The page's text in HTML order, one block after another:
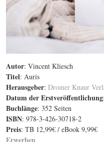
Autor: Vincent Kliesch
Titel: Auris
Herausgeber: Dromer Knaur
Datum der Erstveröffentlichung
Buchlänge: 352 Seiten
ISBN: 978-3-426-30718-2
Preis: TB 12,99€ / eBook 9,99€
Erwerben